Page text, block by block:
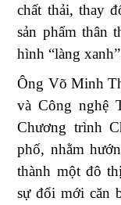
chất thải, thay
sản phẩm thân
hình “làng
Ông Võ Minh
và Công nghệ
Chương trình
phố, nhằm
thành một đô
sự đổi mới căn